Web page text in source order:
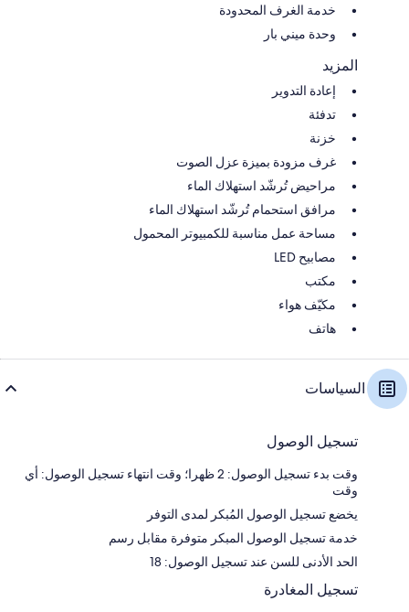
خدمة الغرف المحدودة
وحدة ميني بار
المزيد
إعادة التدوير
تدفئة
خزنة
غرف مزودة بميزة عزل الصوت
مراحيض تُرشّد استهلاك الماء
مرافق استحمام تُرشّد استهلاك الماء
مساحة عمل مناسبة للكمبيوتر المحمول
مصابيح LED
مكتب
مكيّف هواء
هاتف
السياسات
تسجيل الوصول
وقت بدء تسجيل الوصول: 2 ظهرا؛ وقت انتهاء تسجيل الوصول: أي
وقت
يخضع تسجيل الوصول المُبكر لمدى التوفر
خدمة تسجيل الوصول المبكر متوفرة مقابل رسم
الحد الأدنى للسن عند تسجيل الوصول: 18
تسجيل المغادرة